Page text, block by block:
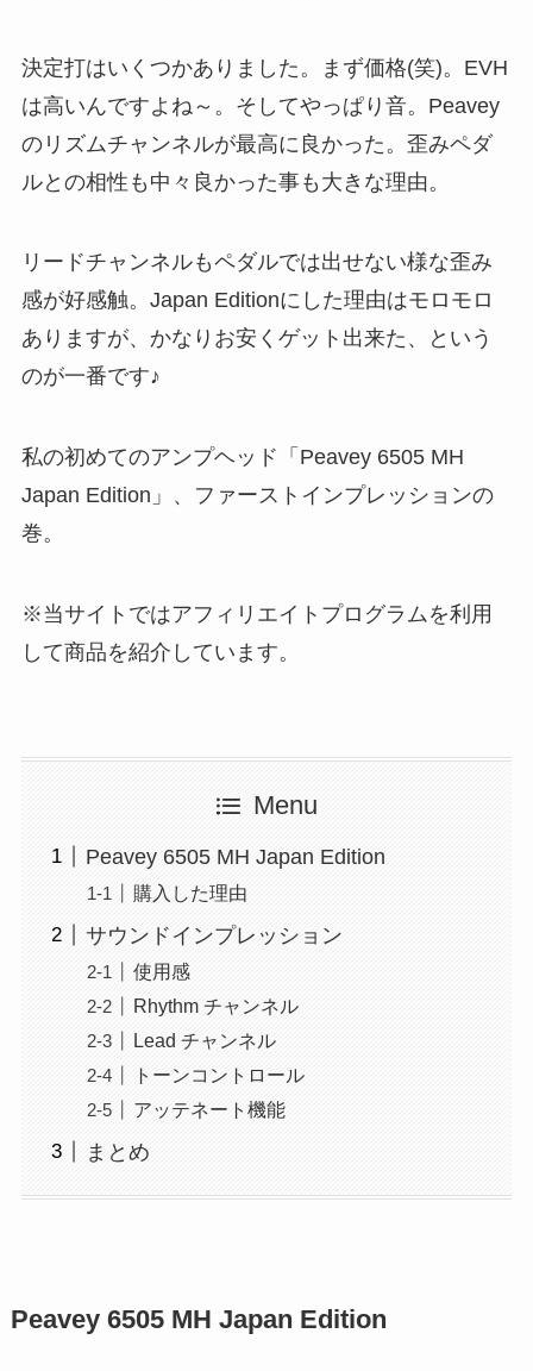
決定打はいくつかありました。まず価格(笑)。EVH
は高いんですよね～。そしてやっぱり音。Peavey
のリズムチャンネルが最高に良かった。歪みペダ
ルとの相性も中々良かった事も大きな理由。
リードチャンネルもペダルでは出せない様な歪み
感が好感触。Japan Editionにした理由はモロモロ
ありますが、かなりお安くゲット出来た、という
のが一番です♪
私の初めてのアンプヘッド「Peavey 6505 MH
Japan Edition」、ファーストインプレッションの
巻。
※当サイトではアフィリエイトプログラムを利用
して商品を紹介しています。
Menu
Peavey 6505 MH Japan Edition
購入した理由
サウンドインプレッション
使用感
Rhythm チャンネル
Lead チャンネル
トーンコントロール
アッテネート機能
まとめ
Peavey 6505 MH Japan Edition